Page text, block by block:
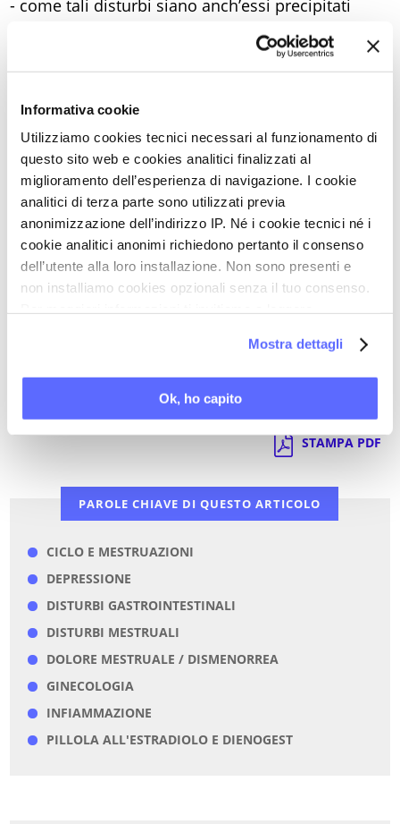
Informativa cookie
Utilizziamo cookies tecnici necessari al funzionamento di
questo sito web e cookies analitici finalizzati al
miglioramento dell’esperienza di navigazione. I cookie
analitici di terza parte sono utilizzati previa
anonimizzazione dell’indirizzo IP. Né i cookie tecnici né i
cookie analitici anonimi richiedono pertanto il consenso
dell’utente alla loro installazione. Non sono presenti e
non installiamo cookies opzionali senza il tuo consenso.
Mostra dettagli
Ok, ho capito
- come tali disturbi siano anch’essi precipitati
dall’incremento delle molecole pro-infiammatorie
determinato dalle fluttuazioni ormonali del ciclo;
perfettamente con la gravità del dolore percepito
e attestato nei questionari validati;
- tre pesanti conseguenze dei flussi abbondanti:
dismenorrea, anemia e depressione;
- tutti i vantaggi terapeutici della pillola con
estradiolo naturale e dienogest, a due anni dal
lancio in Italia.
Torna a Video Stream
STAMPA PDF
PAROLE CHIAVE DI QUESTO ARTICOLO
CICLO E MESTRUAZIONI
DEPRESSIONE
DISTURBI GASTROINTESTINALI
DISTURBI MESTRUALI
DOLORE MESTRUALE / DISMENORREA
GINECOLOGIA
INFIAMMAZIONE
PILLOLA ALL'ESTRADIOLO E DIENOGEST